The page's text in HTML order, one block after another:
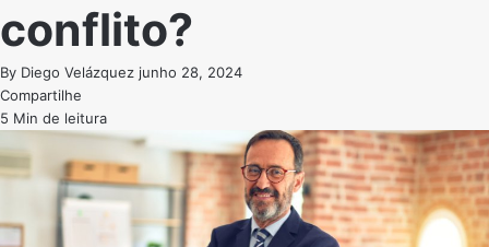
conflito?
By Diego Velázquez junho 28, 2024
Compartilhe
5 Min de leitura